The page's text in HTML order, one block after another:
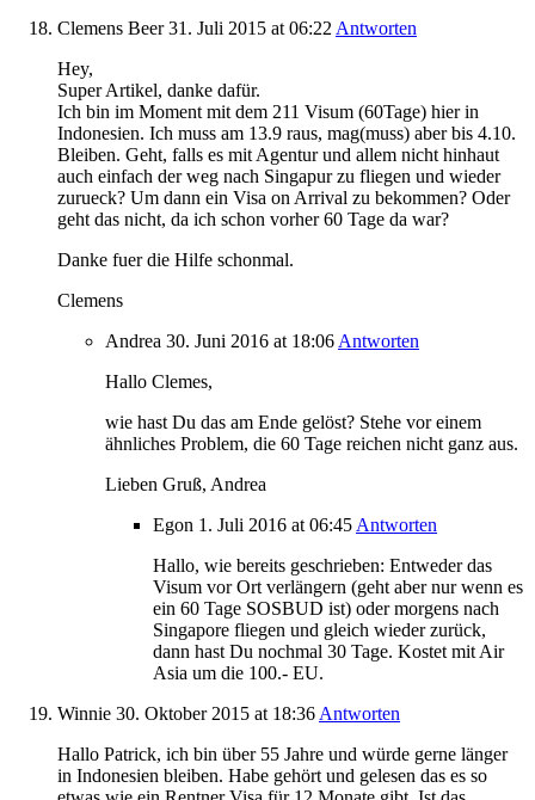
Clemens Beer 31. Juli 2015 at 06:22 Antworten
Hey,
Super Artikel, danke dafür.
Ich bin im Moment mit dem 211 Visum (60Tage) hier in
Indonesien. Ich muss am 13.9 raus, mag(muss) aber bis 4.10.
Bleiben. Geht, falls es mit Agentur und allem nicht hinhaut
auch einfach der weg nach Singapur zu fliegen und wieder
zurueck? Um dann ein Visa on Arrival zu bekommen? Oder
geht das nicht, da ich schon vorher 60 Tage da war?
Danke fuer die Hilfe schonmal.
Clemens
Andrea 30. Juni 2016 at 18:06 Antworten
Hallo Clemes,
wie hast Du das am Ende gelöst? Stehe vor einem
ähnliches Problem, die 60 Tage reichen nicht ganz aus.
Lieben Gruß, Andrea
Egon 1. Juli 2016 at 06:45 Antworten
Hallo, wie bereits geschrieben: Entweder das
Visum vor Ort verlängern (geht aber nur wenn es
ein 60 Tage SOSBUD ist) oder morgens nach
Singapore fliegen und gleich wieder zurück,
dann hast Du nochmal 30 Tage. Kostet mit Air
Asia um die 100.- EU.
Winnie 30. Oktober 2015 at 18:36 Antworten
Hallo Patrick, ich bin über 55 Jahre und würde gerne länger
in Indonesien bleiben. Habe gehört und gelesen das es so